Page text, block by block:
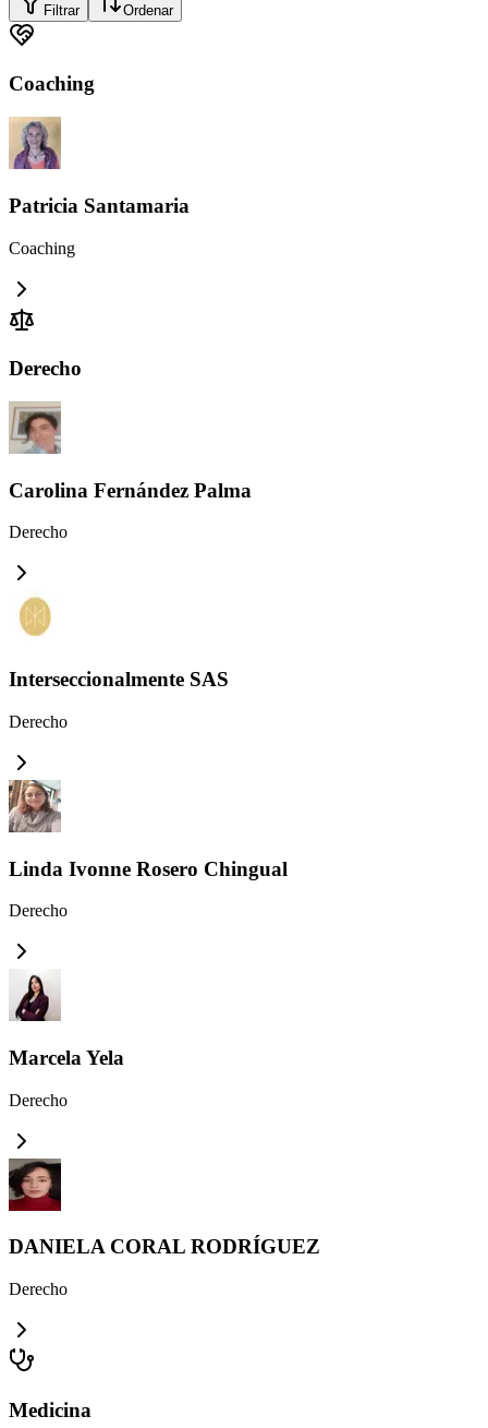
Filtrar Ordenar
Coaching
Patricia Santamaria
Coaching
Derecho
Carolina Fernández Palma
Derecho
Interseccionalmente SAS
Derecho
Linda Ivonne Rosero Chingual
Derecho
Marcela Yela
Derecho
DANIELA CORAL RODRÍGUEZ
Derecho
Medicina